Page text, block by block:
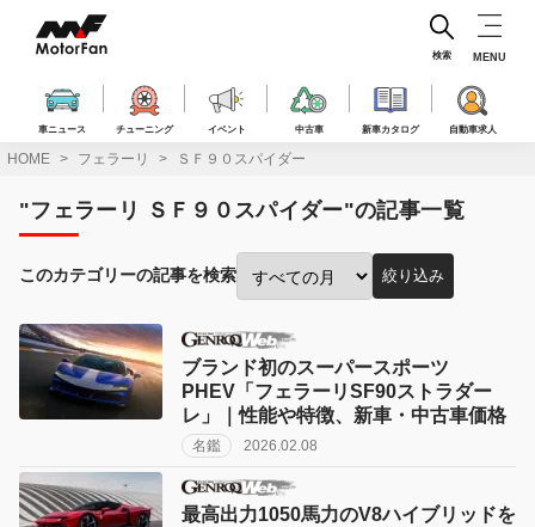
ス
車ニュース チューニング イベント 中古車 新車カタログ 自動車求人
検索 MENU
HOME フェラーリ ＳＦ９０スパイダー
"フェラーリ ＳＦ９０スパイダー"の記事一覧
このカテゴリーの記事を検索
投
月
で
絞り込み
ブランド初のスーパースポーツ
PHEV「フェラーリSF90ストラダー
レ」｜性能や特徴、新車・中古車価格
名鑑 2026.02.08
最高出力1050馬力のV8ハイブリッドを